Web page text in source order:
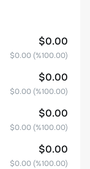
$0.00
$0.00 (%100.00)
$0.00
$0.00 (%100.00)
$0.00
$0.00 (%100.00)
$0.00
$0.00 (%100.00)